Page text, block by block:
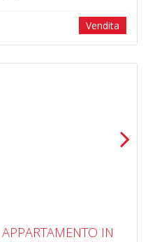
Vendita
IN